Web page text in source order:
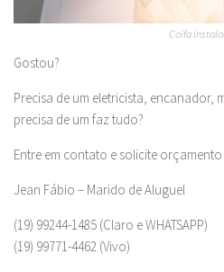
Coifa
Gostou?
Precisa de um eletricista,
precisa de um faz tudo?
Entre em contato e solicite
Jean Fábio – Marido de Aluguel
(19) 99244-1485 (Claro e WHATSAPP)
(19) 99771-4462 (Vivo)